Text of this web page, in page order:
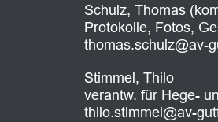
Schulz, Thomas
Protokolle, Fotos,
thomas.schulz@av-
Stimmel, Thilo
verantw. für Hege-
thilo.stimmel@av-